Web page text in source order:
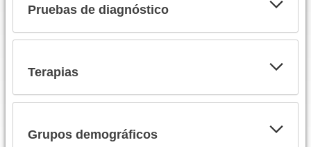
Pruebas de diagnóstico
Terapias
Grupos demográficos